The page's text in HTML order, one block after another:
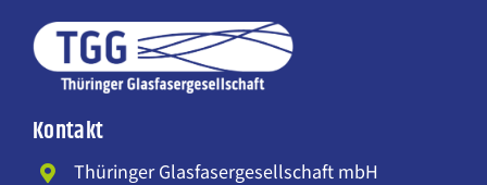
Kontakt
Thüringer Glasfasergesellschaft mbH